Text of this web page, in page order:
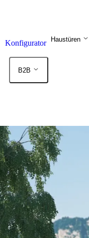
Konfigurator Haustüren
B2B